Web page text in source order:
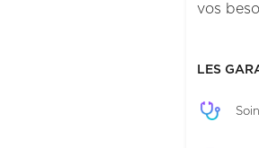
vos
LES